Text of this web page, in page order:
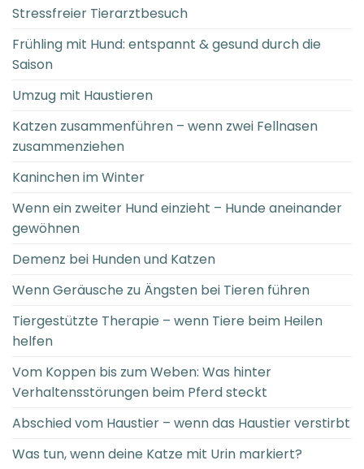
Stressfreier Tierarztbesuch
Frühling mit Hund: entspannt & gesund durch die
Saison
Umzug mit Haustieren
Katzen zusammenführen – wenn zwei Fellnasen
zusammenziehen
Kaninchen im Winter
Wenn ein zweiter Hund einzieht – Hunde aneinander
gewöhnen
Demenz bei Hunden und Katzen
Wenn Geräusche zu Ängsten bei Tieren führen
Tiergestützte Therapie – wenn Tiere beim Heilen
helfen
Vom Koppen bis zum Weben: Was hinter
Verhaltensstörungen beim Pferd steckt
Abschied vom Haustier – wenn das Haustier verstirbt
Was tun, wenn deine Katze mit Urin markiert?